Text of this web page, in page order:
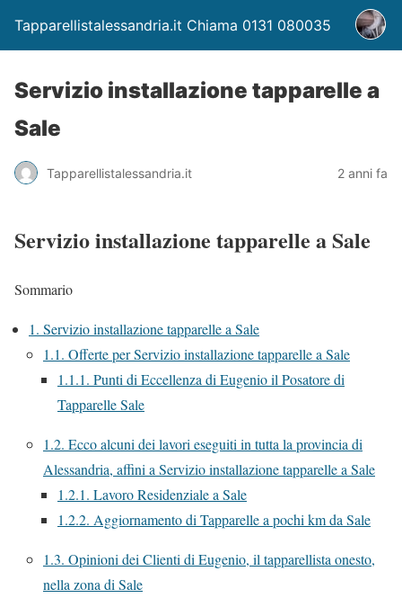
Tapparellistalessandria.it Chiama 0131 080035
Servizio installazione tapparelle a
Sale
Tapparellistalessandria.it 2 anni fa
Servizio installazione tapparelle a Sale
Sommario
1. Servizio installazione tapparelle a Sale
1.1. Offerte per Servizio installazione tapparelle a Sale
1.1.1. Punti di Eccellenza di Eugenio il Posatore di
Tapparelle Sale
1.2. Ecco alcuni dei lavori eseguiti in tutta la provincia di
Alessandria, affini a Servizio installazione tapparelle a Sale
1.2.1. Lavoro Residenziale a Sale
1.2.2. Aggiornamento di Tapparelle a pochi km da Sale
1.3. Opinioni dei Clienti di Eugenio, il tapparellista onesto,
nella zona di Sale